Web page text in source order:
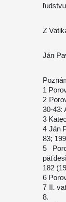
Z
Ján
1
2
30-43:
3
4 Ján
83;
5
182
6
7 II.
8.